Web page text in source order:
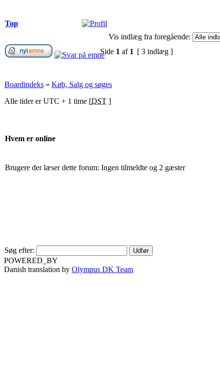
Top
Vis indlæg fra foregående:
Side 1 af 1 [ 3 indlæg ]
Boardindeks » Køb, Salg og søges
Alle tider er UTC + 1 time [DST ]
Hvem er online
Brugere der læser dette forum: Ingen tilmeldte og 2 gæster
Søg efter:
POWERED_BY
Danish translation by Olympus DK Team